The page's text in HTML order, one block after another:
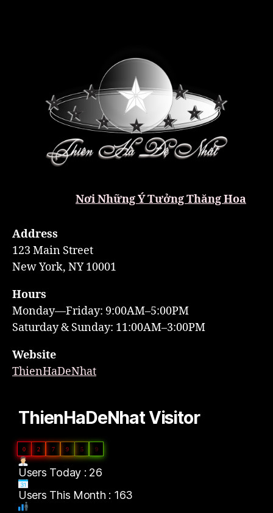
Nơi Những Ý Tưởng Thăng Hoa
Address
123 Main Street
New York, NY 10001
Hours
Monday—Friday: 9:00AM–5:00PM
Saturday & Sunday: 11:00AM–3:00PM
Website
ThienHaDeNhat
ThienHaDeNhat Visitor
0 2 7 9 5 9
Users Today : 26
Users This Month : 163